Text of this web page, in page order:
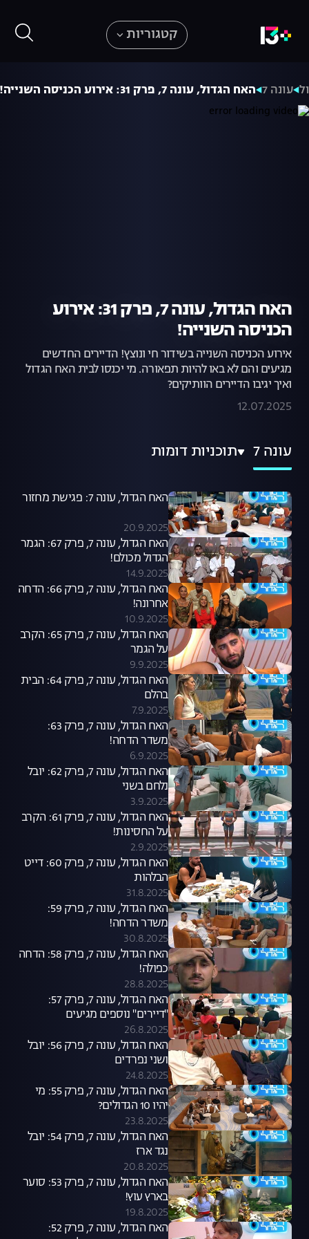
קטגוריות
עונה 7 האח הגדול, עונה 7, פרק 31: אירוע הכניסה השנייה!
האח הגדול, עונה 7, פרק 31: אירוע
הכניסה השנייה!
אירוע הכניסה השנייה בשידור חי ונוצץ! הדיירים החדשים
מגיעים והם לא באו להיות תפאורה. מי יכנסו לבית האח הגדול
ואיך יגיבו הדיירים הוותיקים?
12.07.2025
עונה 7 תוכניות דומות
האח הגדול, עונה 7: פגישת מחזור
20.9.2025
האח הגדול, עונה 7, פרק 67: הגמר
הגדול מכולם!
14.9.2025
האח הגדול, עונה 7, פרק 66: הדחה
אחרונה!
10.9.2025
האח הגדול, עונה 7, פרק 65: הקרב
על הגמר
9.9.2025
האח הגדול, עונה 7, פרק 64: הבית
בהלם
7.9.2025
האח הגדול, עונה 7, פרק 63:
משדר הדחה!
6.9.2025
האח הגדול, עונה 7, פרק 62: יובל
נלחם בשני
3.9.2025
האח הגדול, עונה 7, פרק 61: הקרב
על החסינות!
2.9.2025
האח הגדול, עונה 7, פרק 60: דייט
הבלהות
31.8.2025
האח הגדול, עונה 7, פרק 59:
משדר הדחה!
30.8.2025
האח הגדול, עונה 7, פרק 58: הדחה
כפולה!
28.8.2025
האח הגדול, עונה 7, פרק 57:
"דיירים" נוספים מגיעים
26.8.2025
האח הגדול, עונה 7, פרק 56: יובל
ושני נפרדים
24.8.2025
האח הגדול, עונה 7, פרק 55: מי
יהיו 10 הגדולים?
23.8.2025
האח הגדול, עונה 7, פרק 54: יובל
נגד ארז
20.8.2025
האח הגדול, עונה 7, פרק 53: סוער
בארץ עוץ!
19.8.2025
האח הגדול, עונה 7, פרק 52: